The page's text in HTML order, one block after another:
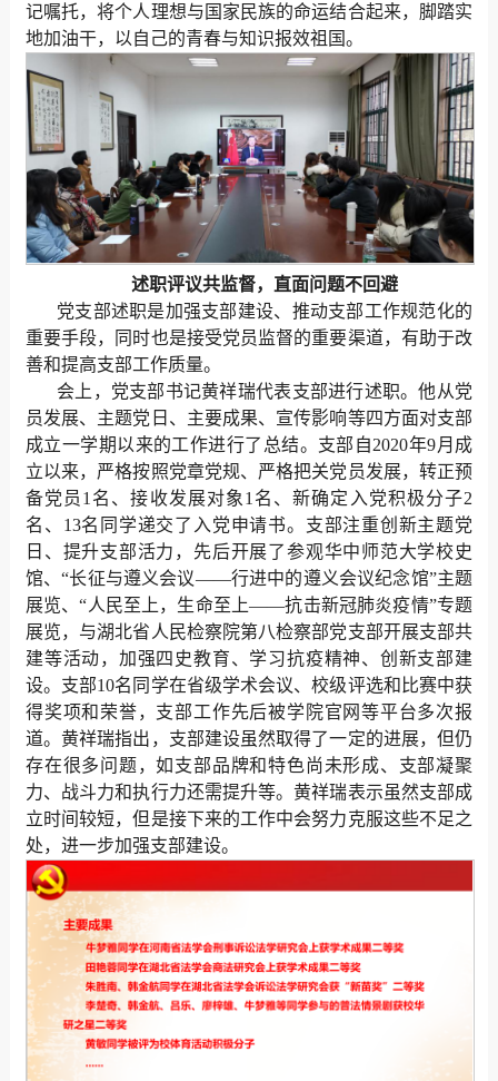
记嘱托，将个人理想与国家民族的命运结合起来，脚踏实
地加油干，以自己的青春与知识报效祖国。
述职评议共监督，直面问题不回避
党支部述职是加强支部建设、推动支部工作规范化的
重要手段，同时也是接受党员监督的重要渠道，有助于改
善和提高支部工作质量。
会上，党支部书记黄祥瑞代表支部进行述职。他从党
员发展、主题党日、主要成果、宣传影响等四方面对支部
成立一学期以来的工作进行了总结。支部自2020年9月成
立以来，严格按照党章党规、严格把关党员发展，转正预
备党员1名、接收发展对象1名、新确定入党积极分子2
名、13名同学递交了入党申请书。支部注重创新主题党
日、提升支部活力，先后开展了参观华中师范大学校史
馆、“长征与遵义会议——行进中的遵义会议纪念馆”主题
展览、“人民至上，生命至上——抗击新冠肺炎疫情”专题
展览，与湖北省人民检察院第八检察部党支部开展支部共
建等活动，加强四史教育、学习抗疫精神、创新支部建
设。支部10名同学在省级学术会议、校级评选和比赛中获
得奖项和荣誉，支部工作先后被学院官网等平台多次报
道。黄祥瑞指出，支部建设虽然取得了一定的进展，但仍
存在很多问题，如支部品牌和特色尚未形成、支部凝聚
力、战斗力和执行力还需提升等。黄祥瑞表示虽然支部成
立时间较短，但是接下来的工作中会努力克服这些不足之
处，进一步加强支部建设。